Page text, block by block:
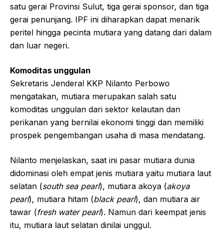
satu gerai Provinsi Sulut, tiga gerai sponsor, dan tiga
gerai penunjang. IPF ini diharapkan dapat menarik
peritel hingga pecinta mutiara yang datang dari dalam
dan luar negeri.
Komoditas unggulan
Sekretaris Jenderal KKP Nilanto Perbowo
mengatakan, mutiara merupakan salah satu
komoditas unggulan dari sektor kelautan dan
perikanan yang bernilai ekonomi tinggi dan memiliki
prospek pengembangan usaha di masa mendatang.
Nilanto menjelaskan, saat ini pasar mutiara dunia
didominasi oleh empat jenis mutiara yaitu mutiara laut
selatan (south sea pearl), mutiara akoya (akoya
pearl), mutiara hitam (black pearl), dan mutiara air
tawar (fresh water pearl). Namun dari keempat jenis
itu, mutiara laut selatan dinilai unggul.